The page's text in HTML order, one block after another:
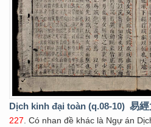
Dịch kinh đại toàn (q.08-10) 易
227. Có nhan đề khác là Ngự án